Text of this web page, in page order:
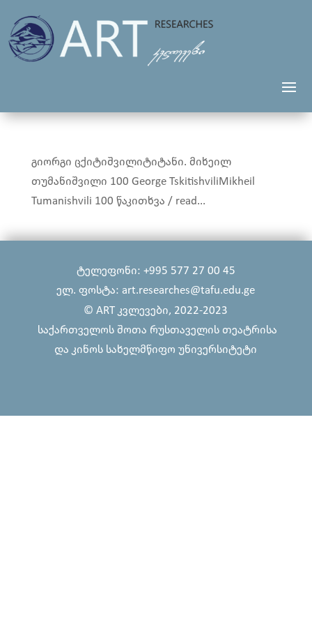
გიორგი ცქიტიშვილიტიტანი. მიხეილ
თუმანიშვილი 100 George TskitishviliMikheil
Tumanishvili 100 წაკითხვა / read...
ტელეფონი: +995 577 27 00 45
ელ. ფოსტა: art.researches@tafu.edu.ge
© ART კვლევები, 2022-2023
საქართველოს შოთა რუსთაველის თეატრისა
და კინოს სახელმწიფო უნივერსიტეტი